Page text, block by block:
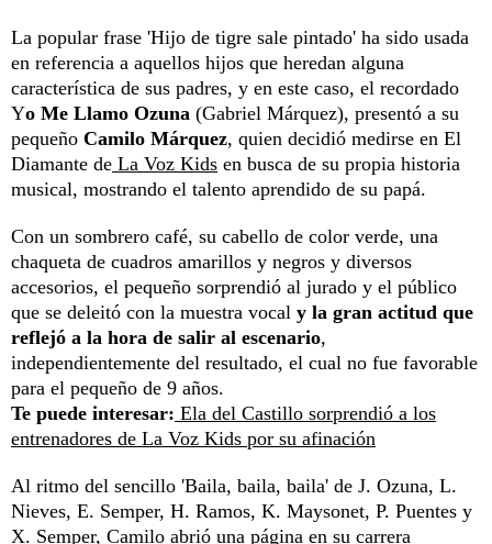
La popular frase 'Hijo de tigre sale pintado' ha sido usada
en referencia a aquellos hijos que heredan alguna
característica de sus padres, y en este caso, el recordado
Yo Me Llamo Ozuna (Gabriel Márquez), presentó a su
pequeño Camilo Márquez, quien decidió medirse en El
Diamante de La Voz Kids en busca de su propia historia
musical, mostrando el talento aprendido de su papá.
Con un sombrero café, su cabello de color verde, una
chaqueta de cuadros amarillos y negros y diversos
accesorios, el pequeño sorprendió al jurado y el público
que se deleitó con la muestra vocal y la gran actitud que
reflejó a la hora de salir al escenario,
independientemente del resultado, el cual no fue favorable
para el pequeño de 9 años.
Te puede interesar: Ela del Castillo sorprendió a los
entrenadores de La Voz Kids por su afinación
Al ritmo del sencillo 'Baila, baila, baila' de J. Ozuna, L.
Nieves, E. Semper, H. Ramos, K. Maysonet, P. Puentes y
X. Semper, Camilo abrió una página en su carrera